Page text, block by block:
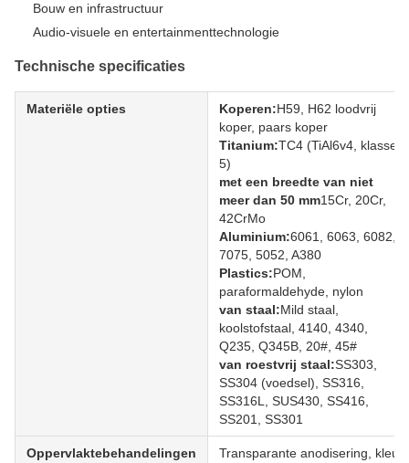
Bouw en infrastructuur
Audio-visuele en entertainmenttechnologie
Technische specificaties
Materiële opties Koperen:H59, H62 loodvrij
koper, paars koper
Titanium:TC4 (TiAl6v4, klasse
5)
met een breedte van niet
meer dan 50 mm15Cr, 20Cr,
42CrMo
Aluminium:6061, 6063, 6082,
7075, 5052, A380
Plastics:POM,
paraformaldehyde, nylon
van staal:Mild staal,
koolstofstaal, 4140, 4340,
Q235, Q345B, 20#, 45#
van roestvrij staal:SS303,
SS304 (voedsel), SS316,
SS316L, SUS430, SS416,
SS201, SS301
Oppervlaktebehandelingen
Transparante anodisering, kleur